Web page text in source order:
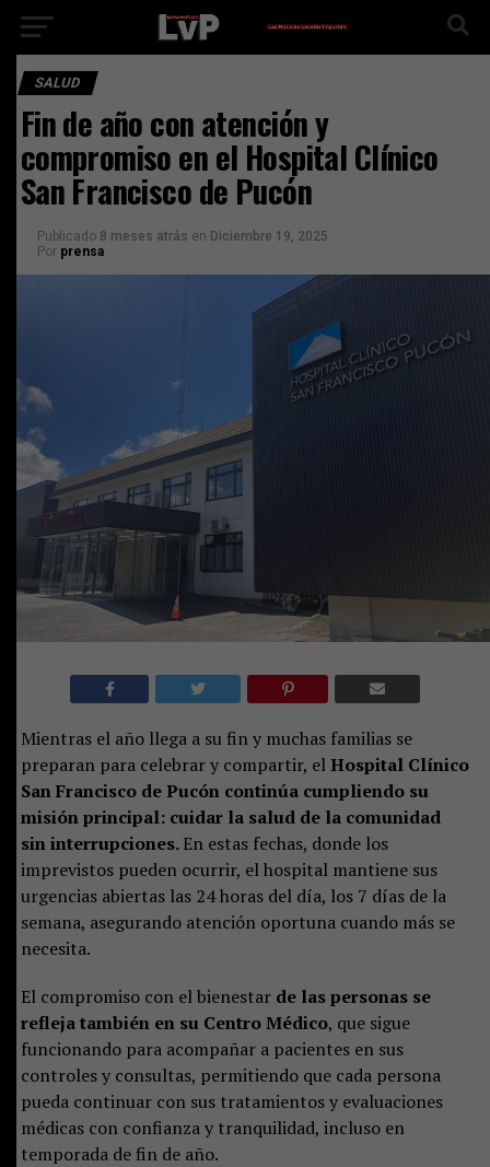
SALUD
Fin de año con atención y
compromiso en el Hospital Clínico
San Francisco de Pucón
Publicado 8 meses atrás en Diciembre 19, 2025
Por prensa
Mientras el año llega a su fin y muchas familias se
preparan para celebrar y compartir, el Hospital Clínico
San Francisco de Pucón continúa cumpliendo su
misión principal: cuidar la salud de la comunidad
sin interrupciones.En estas fechas, donde los
imprevistos pueden ocurrir, el hospital mantiene sus
urgencias abiertas las 24 horas del día, los 7 días de la
semana, asegurando atención oportuna cuando más se
necesita.
El compromiso con el bienestar de las personas se
refleja también en su Centro Médico, que sigue
funcionando para acompañar a pacientes en sus
controles y consultas, permitiendo que cada persona
pueda continuar con sus tratamientos y evaluaciones
médicas con confianza y tranquilidad, incluso en
temporada de fin de año.